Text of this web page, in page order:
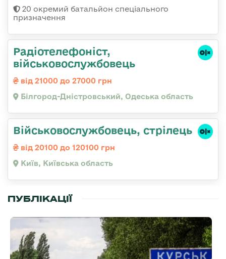
20 окремий батальйон спеціального
призначення
Радіотелефоніст,
військовослужбовець
від 21000 до 27000 грн
Білгород-Дністровський, Одеська область
Військовослужбовець, стрілець
від 20100 до 120100 грн
Київ, Київська область
ПУБЛІКАЦІЇ